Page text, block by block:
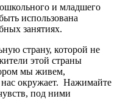
и младшего
использована
занятиях.
страну, которой не
этой страны
мы живем,
нас окружает. Нажимайте
под ними